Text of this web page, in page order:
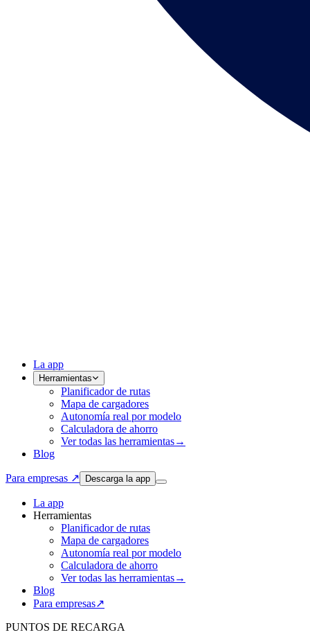
La app
Herramientas
Planificador de rutas
Mapa de cargadores
Autonomía real por modelo
Calculadora de ahorro
Ver todas las herramientas→
Blog
Para empresas ↗ Descarga la app
La app
Herramientas
Planificador de rutas
Mapa de cargadores
Autonomía real por modelo
Calculadora de ahorro
Ver todas las herramientas→
Blog
Para empresas↗
PUNTOS DE RECARGA